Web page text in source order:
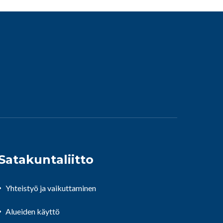
Yhteistyö ja vaikuttaminen
Alueiden käyttö